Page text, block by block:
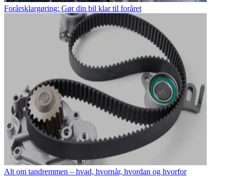
Forårsklargøring: Gør din bil klar til foråret
Alt om tandremmen – hvad, hvornår, hvordan og hvorfor